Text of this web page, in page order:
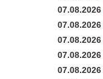
07.08.2026
07.08.2026
07.08.2026
07.08.2026
07.08.2026